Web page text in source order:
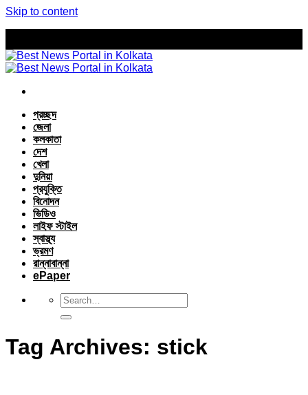
Skip to content
প্রচ্ছদ
জেলা
কলকাতা
দেশ
খেলা
দুনিয়া
প্রযুক্তি
বিনোদন
ভিডিও
লাইফ স্টাইল
স্বাস্থ্য
ভ্রমণ
রান্নাবান্না
ePaper
Tag Archives: stick